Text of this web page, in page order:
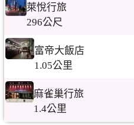
萊悅行旅
296公尺
富帝大飯店
1.05公里
麻雀巢行旅
1.4公里